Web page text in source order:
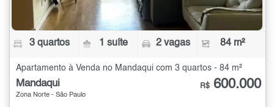
3 quartos 1 suíte 2 vagas 84 m²
Apartamento à Venda no Mandaqui com 3 quartos - 84 m²
Mandaqui
Zona Norte - São Paulo
R$ 600.000